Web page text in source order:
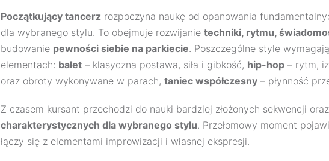
Początkujący tancerz rozpoczyna naukę od opanowania
dla wybranego stylu. To obejmuje rozwijanie techniki, rytmu,
budowanie pewności siebie na parkiecie. Poszczególne style
elementach: balet – klasyczna postawa, siła i gibkość, hip-hop – rytm,
oraz obroty wykonywane w parach, taniec współczesny – płynność
Z czasem kursant przechodzi do nauki bardziej złożonych sekwencji oraz
charakterystycznych dla wybranego stylu. Przełomowy moment
łączy się z elementami improwizacji i własnej ekspresji.